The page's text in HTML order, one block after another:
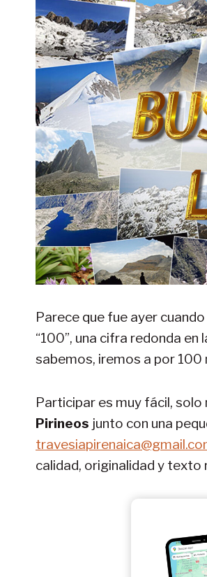
Parece que fue ayer
“100”, una cifra redonda
sabemos, iremos a por 100
Participar es muy fácil,
Pirineos junto con una
calidad, originalidad y texto